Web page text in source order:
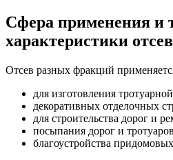
Сфера применения и
характеристики
Отсев разных фракций
для изготовления
декоративных отделочных
для строительства дорог и
посыпания дорог и
благоустройства